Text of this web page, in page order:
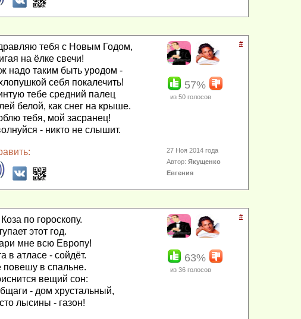
тебя с Новым Годом,
на ёлке свечи!
надо таким быть уродом -
себя покалечить!
тебе средний палец
белой, как снег на крыше.
тебя, мой засранец!
- никто не слышит.
#
57%
из 50 голосов
27 Ноя 2014 года
Автор:Якущенко
Евгения
по гороскопу.
этот год.
мне всю Европу!
в атласе - сойдёт.
повешу в спальне.
вещий сон:
- дом хрустальный,
лысины - газон!
#
63%
из 36 голосов